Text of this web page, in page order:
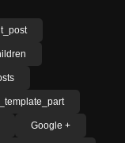
Google +